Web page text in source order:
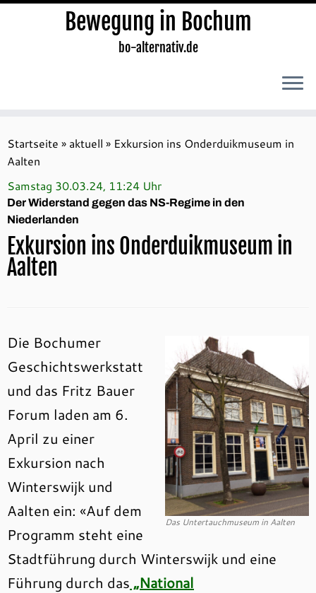
Inhalt
springen
Bewegung in Bochum
bo-alternativ.de
Startseite » aktuell » Exkursion ins Onderduikmuseum in
Aalten
Samstag 30.03.24, 11:24 Uhr
Der Widerstand gegen das NS-Regime in den
Niederlanden
Exkursion ins Onderduikmuseum in
Aalten
Das Untertauchmuseum in Aalten
Die Bochumer
Geschichtswerkstatt
und das Fritz Bauer
Forum laden am 6.
April zu einer
Exkursion nach
Winterswijk und
Aalten ein: «Auf dem
Programm steht eine
Stadtführung durch Winterswijk und eine
Führung durch das „National